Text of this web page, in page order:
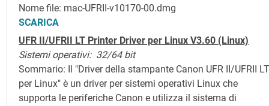
Nome file: mac-UFRII-v10170-00.dmg
SCARICA
UFR II/UFRII LT Printer Driver per Linux V3.60 (Linux)
Sistemi operativi: 32/64 bit
Sommario: Il "Driver della stampante Canon UFR II/UFRII LT
per Linux" è un driver per sistemi operativi Linux che
supporta le periferiche Canon e utilizza il sistema di